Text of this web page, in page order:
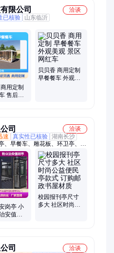
限公司
洽谈
已核验
山东临沂
用定制
售后完
贝贝香 商用定制
早餐餐车 外观美
司
洽谈
速 真实性已核验 湖南长沙
、早餐车、雕花板、环卫亭、餐
、检测亭、警务亭、彩票亭、小
、岗亭定制、移动岗亭、活动房
站牌、交警岗亭、活动房屋、核
岗亭 小
安值班
校园报刊亭尺寸
多大 社区时尚公
司
洽谈